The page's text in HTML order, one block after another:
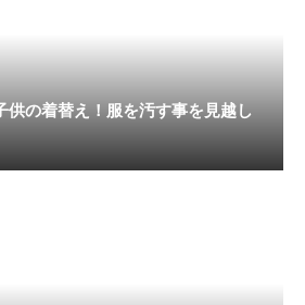
供の着替え！服を汚す事を見越し